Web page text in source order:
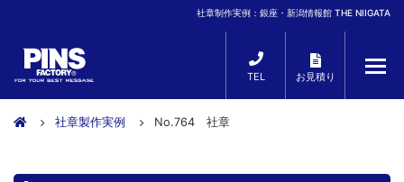
社章制作実例：銀座・新潟情報館 THE NIIGATA
TEL お見積り
社章製作実例 No.764 社章